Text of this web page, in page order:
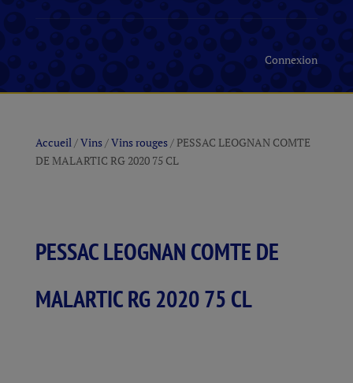
Connexion
Accueil/Vins/Vins rouges/ PESSAC LEOGNAN COMTE
DE MALARTIC RG 2020 75 CL
PESSAC LEOGNAN COMTE DE
MALARTIC RG 2020 75 CL